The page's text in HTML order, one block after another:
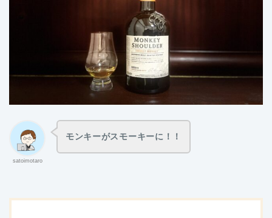
satoimotaro
モンキーがスモーキーに！！